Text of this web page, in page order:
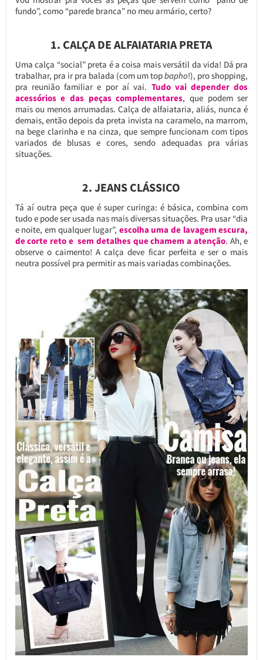
fundo”, como “parede branca” no meu armário, certo?
1. CALÇA DE ALFAIATARIA PRETA
Uma calça “social” preta é a coisa mais versátil da vida! Dá pra
trabalhar, pra ir pra balada (com um topbapho!), pro shopping,
pra reunião familiar e por aí vai. Tudo vai depender dos
acessórios e das peças complementares, que podem ser
mais ou menos arrumadas. Calça de alfaiataria, aliás, nunca é
demais, então depois da preta invista na caramelo, na marrom,
na bege clarinha e na cinza, que sempre funcionam com tipos
variados de blusas e cores, sendo adequadas pra várias
situações.
2. JEANS CLÁSSICO
Tá aí outra peça que é super curinga: é básica, combina com
tudo e pode ser usada nas mais diversas situações. Pra usar “dia
e noite, em qualquer lugar”, escolha uma de lavagem escura,
de corte reto e sem detalhes que chamem a atenção. Ah, e
observe o caimento! A calça deve ficar perfeita e ser o mais
neutra possível pra permitir as mais variadas combinações.